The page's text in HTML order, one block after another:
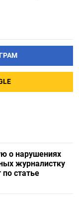
о нарушениях
журналистку
статье